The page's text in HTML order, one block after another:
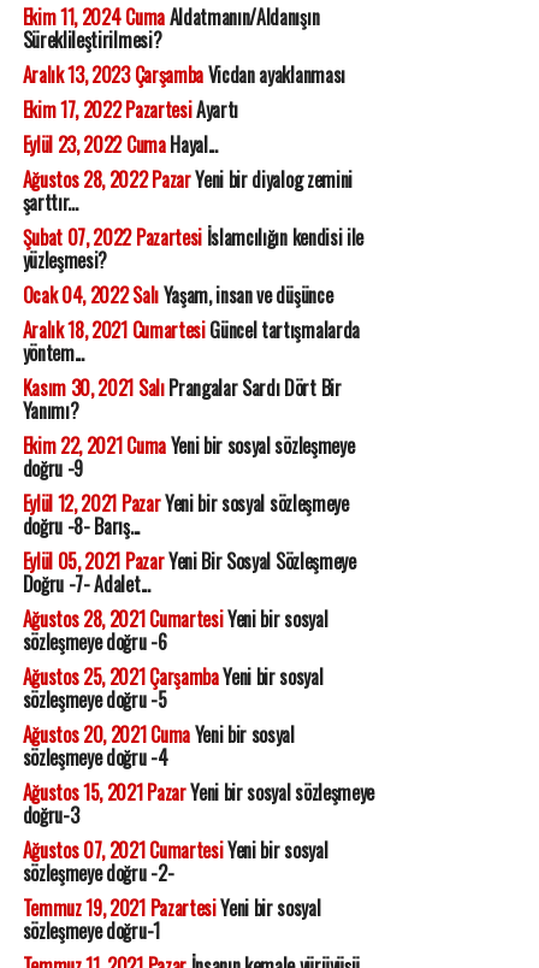
Ekim 11, 2024 CumaAldatmanın/Aldanışın
Süreklileştirilmesi?
Aralık 13, 2023 ÇarşambaVicdan ayaklanması
Ekim 17, 2022 PazartesiAyartı
Eylül 23, 2022 CumaHayal...
Ağustos 28, 2022 PazarYeni bir diyalog zemini
şarttır...
Şubat 07, 2022 Pazartesiİslamcılığın kendisi ile
yüzleşmesi?
Ocak 04, 2022 SalıYaşam, insan ve düşünce
Aralık 18, 2021 CumartesiGüncel tartışmalarda
yöntem...
Kasım 30, 2021 SalıPrangalar Sardı Dört Bir
Yanımı?
Ekim 22, 2021 CumaYeni bir sosyal sözleşmeye
doğru -9
Eylül 12, 2021 PazarYeni bir sosyal sözleşmeye
doğru -8- Barış...
Eylül 05, 2021 PazarYeni Bir Sosyal Sözleşmeye
Doğru -7- Adalet...
Ağustos 28, 2021 CumartesiYeni bir sosyal
sözleşmeye doğru -6
Ağustos 25, 2021 ÇarşambaYeni bir sosyal
sözleşmeye doğru -5
Ağustos 20, 2021 CumaYeni bir sosyal
sözleşmeye doğru -4
Ağustos 15, 2021 PazarYeni bir sosyal sözleşmeye
doğru-3
Ağustos 07, 2021 CumartesiYeni bir sosyal
sözleşmeye doğru -2-
Temmuz 19, 2021 PazartesiYeni bir sosyal
sözleşmeye doğru-1